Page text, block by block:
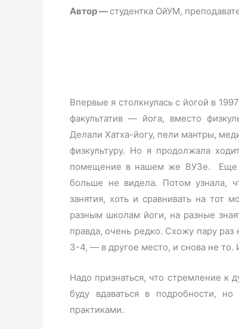
Автор — студентка ОйУМ,
Впервые я столкнулась с йогой в
факультатив — йога, вместо
Делали Хатха-йогу, пели мантры,
физкультуру. Но я продолжала
помещение в нашем же ВУЗе. Еще
больше не видела. Потом узнала,
занятия, хоть и сравнивать на
разным школам йоги, на разные
правда, очень редко. Схожу пару
3-4, — в другое место, и снова не то.
Надо признаться, что стремление к
буду вдаваться в подробности,
практиками.